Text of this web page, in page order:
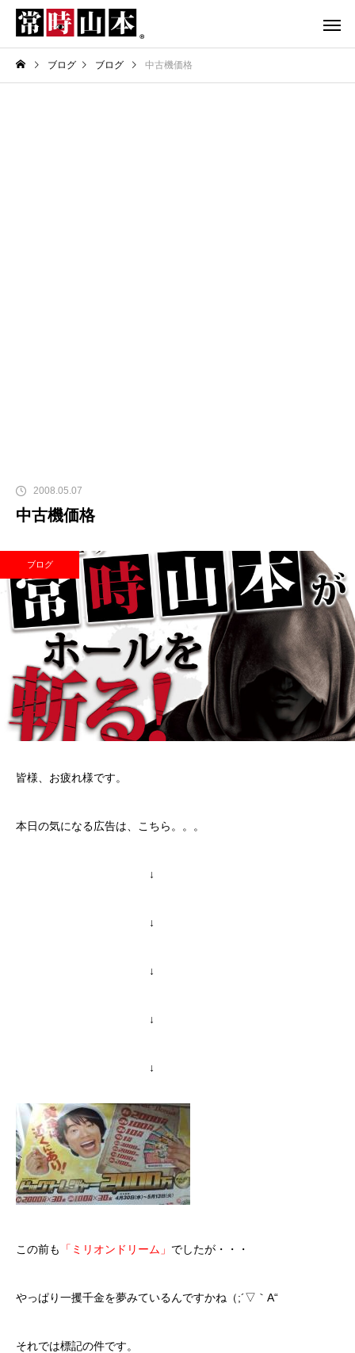
ブログ ブログ 中古機価格
2008.05.07
中古機価格
ブログ
皆様、お疲れ様です。
本日の気になる広告は、こちら。。。
↓
↓
↓
↓
↓
この前も 「ミリオンドリーム」 でしたが・・・
やっぱり一攫千金を夢みているんですかね（;´▽｀A“
それでは標記の件です。